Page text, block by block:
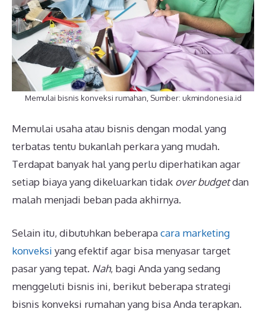
Memulai bisnis konveksi rumahan, Sumber: ukmindonesia.id
Memulai usaha atau bisnis dengan modal yang
terbatas tentu bukanlah perkara yang mudah.
Terdapat banyak hal yang perlu diperhatikan agar
setiap biaya yang dikeluarkan tidak over budgetdan
malah menjadi beban pada akhirnya.
Selain itu, dibutuhkan beberapacara marketing
konveksi yang efektif agar bisa menyasar target
pasar yang tepat. Nah, bagi Anda yang sedang
menggeluti bisnis ini, berikut beberapa strategi
bisnis konveksi rumahan yang bisa Anda terapkan.